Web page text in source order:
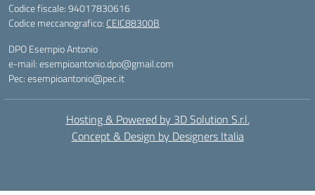
Codice fiscale: 94017830616
Codice meccanografico: CEIC88300B
DPO Esempio Antonio
e-mail: esempioantonio.dpo@gmail.com
Pec: esempioantonio@pec.it
Hosting & Powered by 3D Solution S.r.l.
Concept & Design by Designers Italia